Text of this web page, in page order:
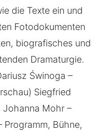
die Texte ein und
Fotodokumenten
biografisches und
Dramaturgie.
Świnoga –
Siegfried
Johanna Mohr –
Programm, Bühne,